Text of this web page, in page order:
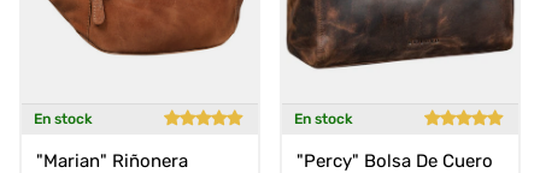
En stock
"Marian" Riñonera
En stock
"Percy" Bolsa De Cuero